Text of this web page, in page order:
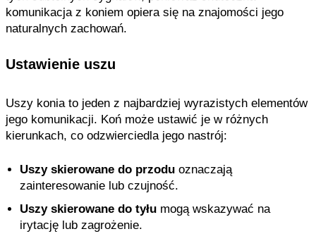
komunikacja z koniem opiera się na znajomości jego
naturalnych zachowań.
Ustawienie uszu
Uszy konia to jeden z najbardziej wyrazistych elementów
jego komunikacji. Koń może ustawić je w różnych
kierunkach, co odzwierciedla jego nastrój:
Uszy skierowane do przodu oznaczają
zainteresowanie lub czujność.
Uszy skierowane do tyłu mogą wskazywać na
irytację lub zagrożenie.